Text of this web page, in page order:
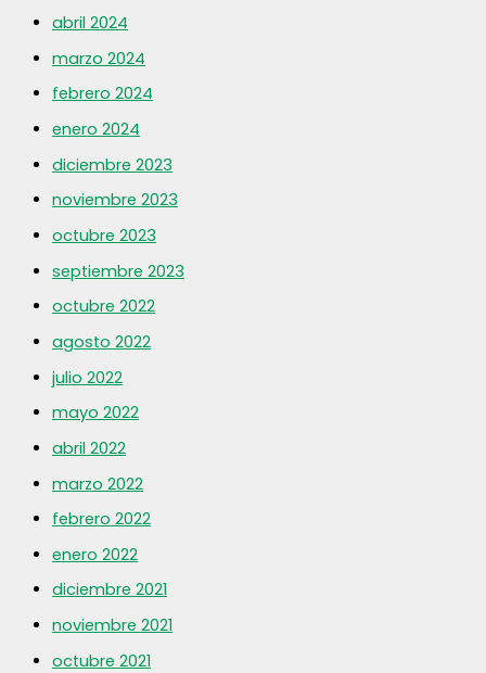
abril 2024
marzo 2024
febrero 2024
enero 2024
diciembre 2023
noviembre 2023
octubre 2023
septiembre 2023
octubre 2022
agosto 2022
julio 2022
mayo 2022
abril 2022
marzo 2022
febrero 2022
enero 2022
diciembre 2021
noviembre 2021
octubre 2021